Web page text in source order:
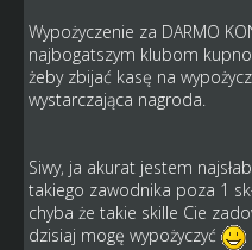
Wypożyczenie za DARMO
najbogatszym klubom
żeby zbijać kasę na
wystarczająca nagroda.
Siwy, ja akurat jestem
takiego zawodnika poza 1
chyba że takie skille Cie
dzisiaj mogę wypożyczyć